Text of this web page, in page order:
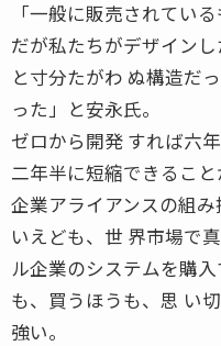
「一般に販売されてい
だが私たちがデザインし
と寸分たがわ ぬ構造だ
った」と安永氏。
ゼロから開発 すれば六
二年半に短縮できること
企業アライアンスの組
いえども、世 界市場で
ル企業のシステムを購
も、買うほうも、思 い
強い。